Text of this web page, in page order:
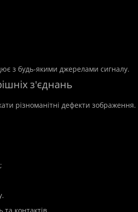
з будь-якими джерелами сигналу.
з'єднань
різноманітні дефекти зображення.